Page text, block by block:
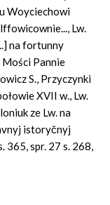
Woyciechowi
Lw.
na fortunny
Mości Pannie
S., Przyczynki
XVII w., Lw.
ze Lw. na
istoryčnyj
365, spr. 27 s. 268,